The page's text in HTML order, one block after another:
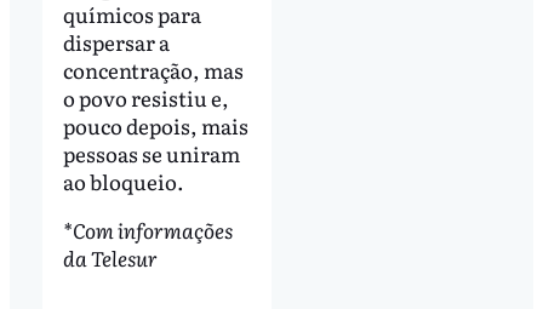
químicos para
dispersar a
concentração, mas
o povo resistiu e,
pouco depois, mais
pessoas se uniram
ao bloqueio.
*Com informações
da Telesur